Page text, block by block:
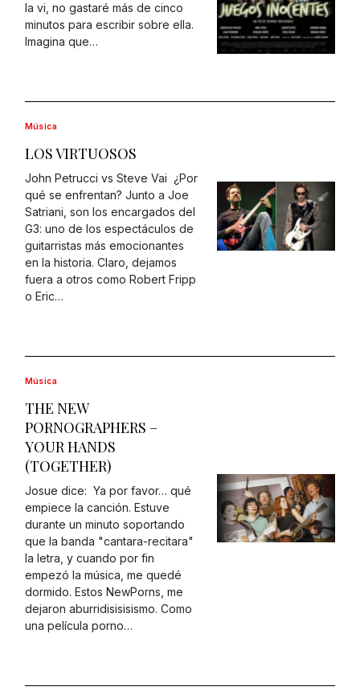
la vi, no gastaré más de cinco
minutos para escribir sobre ella.
Imagina que…
Música
LOS VIRTUOSOS
John Petrucci vs Steve Vai ¿Por
qué se enfrentan? Junto a Joe
Satriani, son los encargados del
G3: uno de los espectáculos de
guitarristas más emocionantes
en la historia. Claro, dejamos
fuera a otros como Robert Fripp
o Eric…
Música
THE NEW
PORNOGRAPHERS –
YOUR HANDS
(TOGETHER)
Josue dice: Ya por favor… qué
empiece la canción. Estuve
durante un minuto soportando
que la banda "cantara-recitara"
la letra, y cuando por fin
empezó la música, me quedé
dormido. Estos NewPorns, me
dejaron aburridisisisismo. Como
una película porno…